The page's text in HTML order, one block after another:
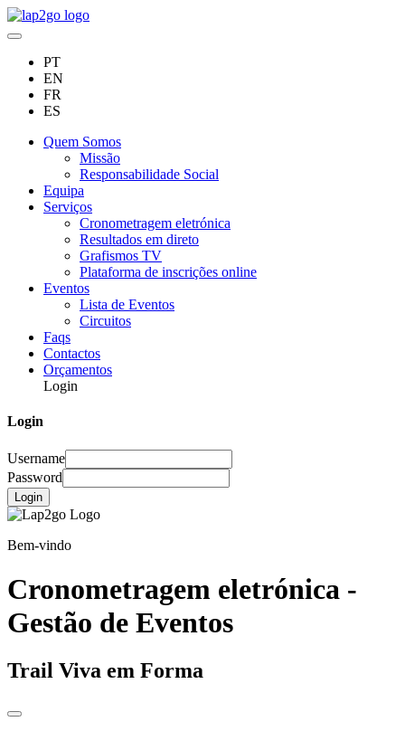
PT
EN
FR
ES
Quem Somos
Missão
Responsabilidade Social
Equipa
Serviços
Cronometragem eletrónica
Resultados em direto
Grafismos TV
Plataforma de inscrições online
Eventos
Lista de Eventos
Circuitos
Faqs
Contactos
Orçamentos
Login
Login
Username
Password
Login
Bem-vindo
Cronometragem eletrónica -
Gestão de Eventos
Trail Viva em Forma